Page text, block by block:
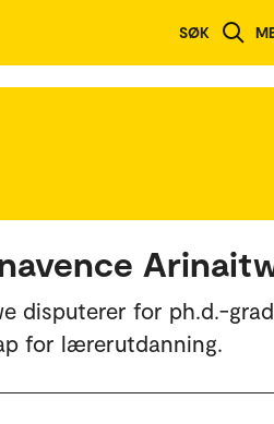
SØK
disputerer for ph.d.-
for lærerutdanning.